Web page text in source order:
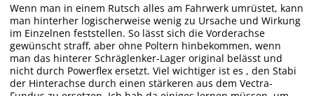
Wenn man in einem Rutsch alles am Fahrwerk umrüstet, kann
man hinterher logischerweise wenig zu Ursache und Wirkung
im Einzelnen feststellen. So lässt sich die Vorderachse
gewünscht straff, aber ohne Poltern hinbekommen, wenn
man das hinterer Schräglenker-Lager original belässt und
nicht durch Powerflex ersetzt. Viel wichtiger ist es , den Stabi
der Hinterachse durch einen stärkeren aus dem Vectra-